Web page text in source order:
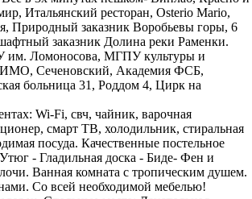
Итальянский ресторан, Osterio Mario,
Природный заказник Воробьевы горы, 6
заказник Долина реки Раменки.
им. Ломоносова, МГПУ культуры и
Сеченовский, Академия ФСБ,
больница 31, Роддом 4, Цирк на
Wi-Fi, свч, чайник, варочная
смарт ТВ, холодильник, стиральная
посуда. Качественные постельное
- Гладильная доска - Биде- Фен и
Ванная комната с тропическим душем.
Со всей необходимой мебелью!